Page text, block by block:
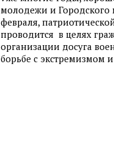
молодежи и Городского
февраля,
проводится в целях
организации досуга
борьбе с экстремизмом